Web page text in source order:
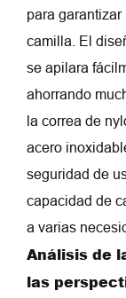
para
camilla. El
se apilara
ahorrando
la correa de
acero
seguridad de
capacidad de
a varias
Análisis de
las